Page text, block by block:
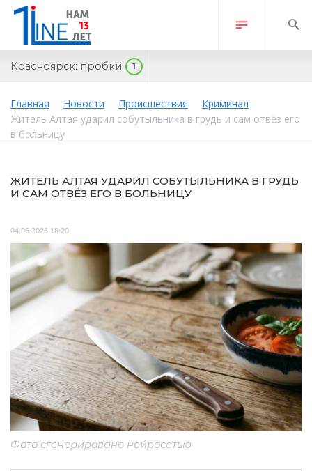
Красноярск: пробки 1
Главная Новости Происшествия
Криминал
Житель Алтая ударил собутыльника в грудь и сам отвёз его
в больницу
ЖИТЕЛЬ АЛТАЯ УДАРИЛ СОБУТЫЛЬНИКА В ГРУДЬ
И САМ ОТВЁЗ ЕГО В БОЛЬНИЦУ
04.06.2026 18:20
Фото сгенерировано нейросетью